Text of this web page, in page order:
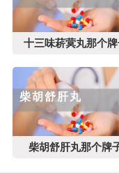
十三味菥蓂丸那个
柴胡舒肝丸
柴胡舒肝丸那个牌